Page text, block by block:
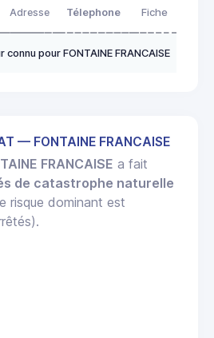
Adresse Télephone Fiche
pour FONTAINE FRANCAISE
— FONTAINE FRANCAISE
FRANCAISE a fait
de catastrophe naturelle
risque dominant est